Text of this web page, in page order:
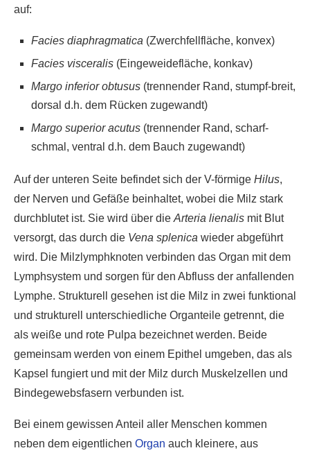
auf:
Facies diaphragmatica (Zwerchfellfläche, konvex)
Facies visceralis (Eingeweidefläche, konkav)
Margo inferior obtusus (trennender Rand, stumpf-breit,
dorsal d.h. dem Rücken zugewandt)
Margo superior acutus (trennender Rand, scharf-
schmal, ventral d.h. dem Bauch zugewandt)
Auf der unteren Seite befindet sich der V-förmige Hilus,
der Nerven und Gefäße beinhaltet, wobei die Milz stark
durchblutet ist. Sie wird über die Arteria lienalis mit Blut
versorgt, das durch die Vena splenica wieder abgeführt
wird. Die Milzlymphknoten verbinden das Organ mit dem
Lymphsystem und sorgen für den Abfluss der anfallenden
Lymphe. Strukturell gesehen ist die Milz in zwei funktional
und strukturell unterschiedliche Organteile getrennt, die
als weiße und rote Pulpa bezeichnet werden. Beide
gemeinsam werden von einem Epithel umgeben, das als
Kapsel fungiert und mit der Milz durch Muskelzellen und
Bindegewebsfasern verbunden ist.
Bei einem gewissen Anteil aller Menschen kommen
neben dem eigentlichen Organ auch kleinere, aus